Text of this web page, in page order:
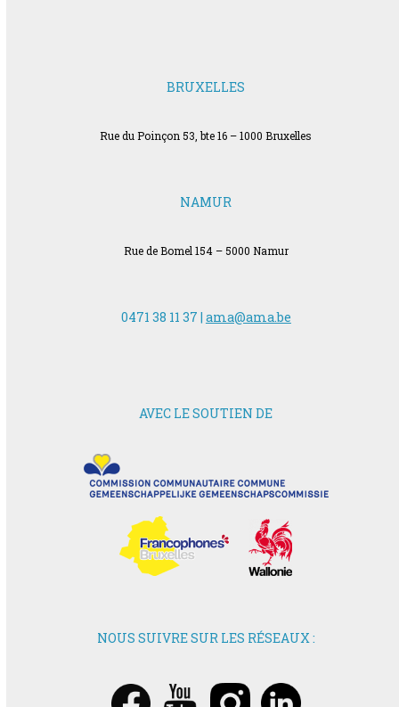
BRUXELLES
Rue du Poinçon 53, bte 16 – 1000 Bruxelles
NAMUR
Rue de Bomel 154 – 5000 Namur
0471 38 11 37 | ama@ama.be
AVEC LE SOUTIEN DE
NOUS SUIVRE SUR LES RÉSEAUX :